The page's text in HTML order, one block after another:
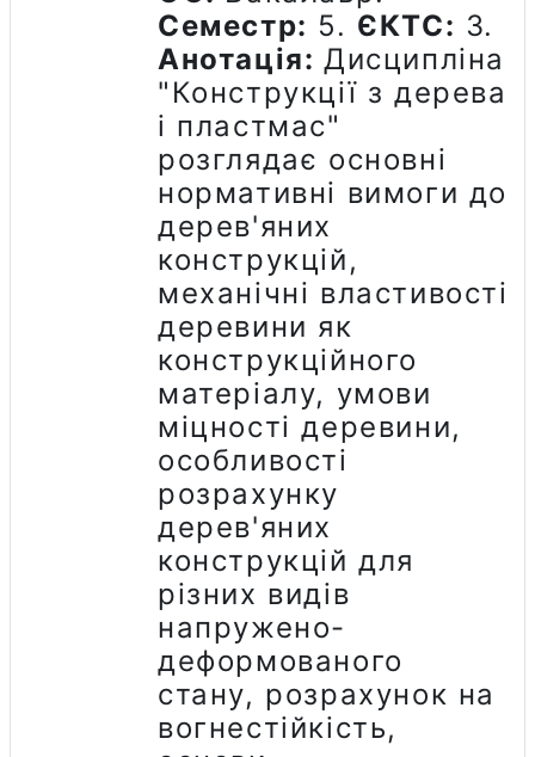
Семестр: 5. ЄКТС: 3.
Анотація: Дисципліна
"Конструкції з дерева
і пластмас"
розглядає основні
нормативні вимоги до
дерев'яних
конструкцій,
механічні властивості
деревини як
конструкційного
матеріалу, умови
міцності деревини,
особливості
розрахунку
дерев'яних
конструкцій для
різних видів
напружено-
деформованого
стану, розрахунок на
вогнестійкість,